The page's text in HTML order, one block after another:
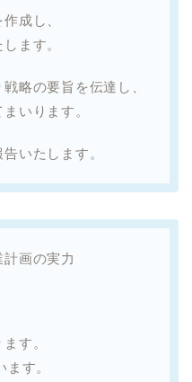
成し、
ます。
略の要旨を伝達し、
いります。
いたします。
計画の実力
す。
す。